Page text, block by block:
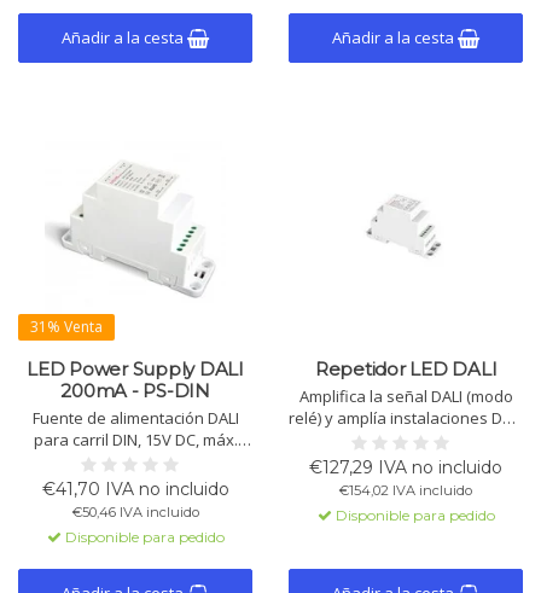
Añadir a la cesta Añadir a la cesta
31% Venta
LED Power Supply DALI
200mA - PS-DIN
Fuente de alimentación DALI
para carril DIN, 15V DC, máx.
220mA, 3.3W. Protección contra
sobrecarga y cortocircuito.
Clase 2, uso interior,
certificación CE.
€41,70 IVA no incluido
€50,46 IVA incluido
Disponible para pedido
Repetidor LED DALI
Amplifica la señal DALI (modo
relé) y amplía instalaciones DALI
(modo extendido). Funciona
como fuente de alimentación
DALI, conmutación sencilla por
€127,29 IVA no incluido
€154,02 IVA incluido
Disponible para pedido